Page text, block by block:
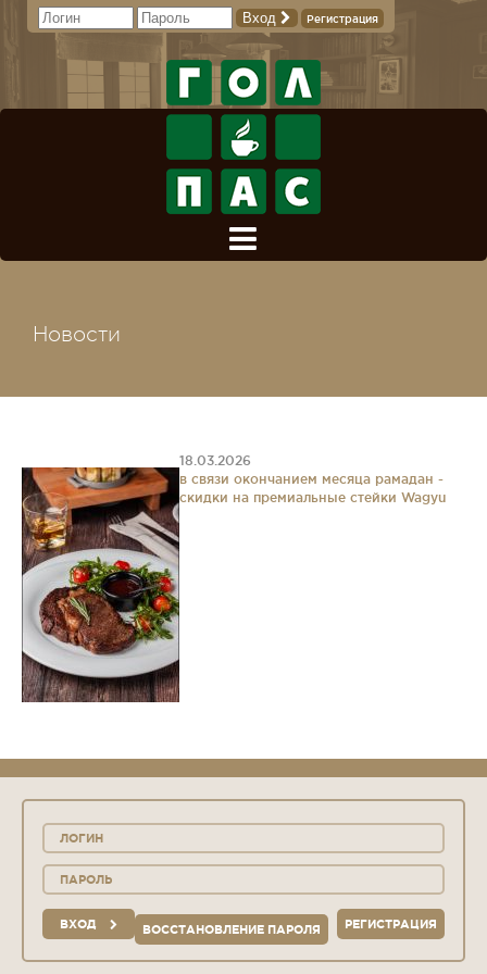
Вход Регистрация
Новости
18.03.2026
в связи окончанием месяца рамадан -
скидки на премиальные стейки Wagyu
ВХОД РЕГИСТРАЦИЯ
ВОССТАНОВЛЕНИЕ ПАРОЛЯ